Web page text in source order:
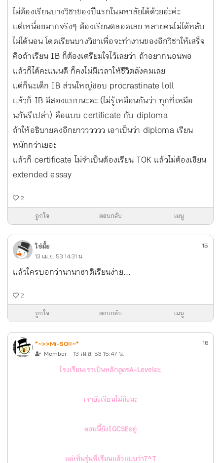
ไม่ต้องเรียนบางวิชาของปีแรกในมหาลัยได้ด้วยอ่ะค่ะ
แต่เหนื่อยมากจริงๆ ต้องเรียนตลอดเลย หลายคนไม่ได้หลับ
ไม่ได้นอน โดดเรียนบางวิชาเพื่อจะทำงานของอีกวิชาให้เสร็จ
คือถ้าเรียน IB ก็ต้องเตรียมใจไว้เลยว่า ถ้าอยากนอนพอ
แล้วก็ได้คะแนนดี ก็คงไม่มีเวลาให้ชีวิตสังคมเลย
แต่ก็นะเด็ก IB ส่วนใหญ่ชอบ procrastinate loll
แล้วก็ IB มีสองแบบนะคะ (ไม่รู้เหมือนกันว่า ทุกที่เหมือ
นกันรึเปล่า) คือแบบ certificate กับ diploma
ถ้าให้อธิบายคงอีกยาวววววว เอาเป็นว่า diploma เรียน
หนักกว่าเยอะ
แล้วก็ certificate ไม่จำเป็นต้องเรียน TOK แล้วไม่ต้องเขียน
extended essay
2
ถูกใจ ตอบกลับ เมนู
ใช่มั้ย
13 เม.ย. 53 14:31 น.
15
แล้วใครบอกว่านานาชาติเรียนง่าย...
2
ถูกใจ ตอบกลับ เมนู
*~>>Mi-SO!!~*
Member
13 เม.ย. 53 15:47 น.
16
โรงเรียนเราเป็นหลักสูตรA-Levelอะ
เรายังเรียนไม่ถึงนะ
ตอนนี้ยังIGCSEอยู่
แต่เห็นรุ่นพี่เรียนแล้วแบบว่าT^T